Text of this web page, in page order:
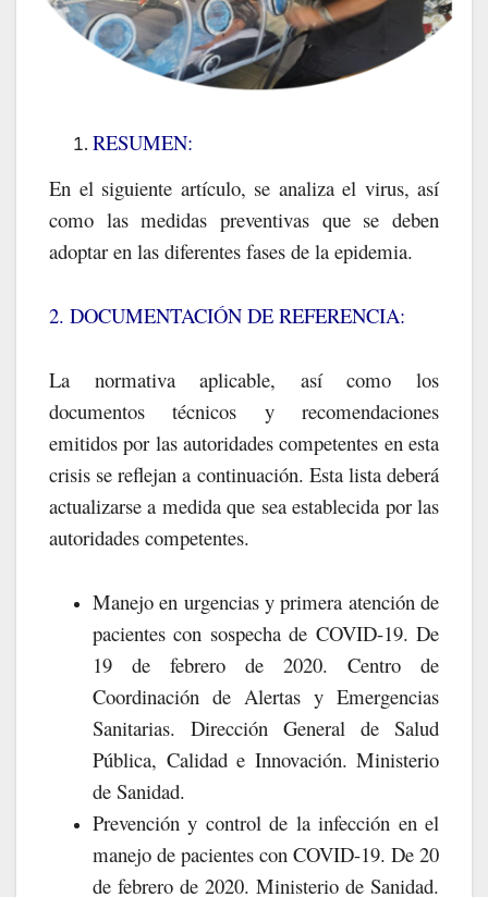
RESUMEN:
En el siguiente artículo, se analiza el virus, así
como las medidas preventivas que se deben
adoptar en las diferentes fases de la epidemia.
2. DOCUMENTACIÓN DE REFERENCIA:
La normativa aplicable, así como los
documentos técnicos y recomendaciones
emitidos por las autoridades competentes en esta
crisis se reflejan a continuación. Esta lista deberá
actualizarse a medida que sea establecida por las
autoridades competentes.
Manejo en urgencias y primera atención de
pacientes con sospecha de COVID-19. De
19 de febrero de 2020. Centro de
Coordinación de Alertas y Emergencias
Sanitarias. Dirección General de Salud
Pública, Calidad e Innovación. Ministerio
de Sanidad.
Prevención y control de la infección en el
manejo de pacientes con COVID-19. De 20
de febrero de 2020. Ministerio de Sanidad.